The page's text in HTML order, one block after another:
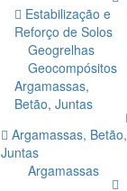
Estabilização e
Reforço de Solos
Geogrelhas
Geocompósitos
Argamassas,
Betão, Juntas
Argamassas, Betão,
Juntas
Argamassas